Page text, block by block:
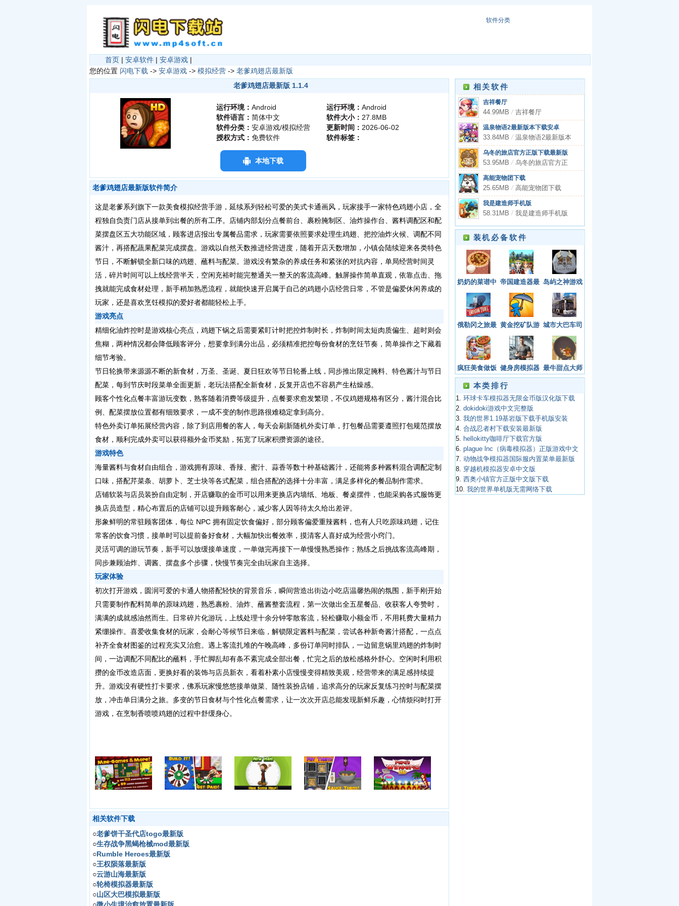
软件分类
首页 | 安卓软件 | 安卓游戏 |
您的位置 闪电下载 -> 安卓游戏 -> 模拟经营 -> 老爹鸡翅店最新版
老爹鸡翅店最新版 1.1.4
运行环境： Android
软件语言： 简体中文
软件分类： 安卓游戏/模拟经营
授权方式： 免费软件
本地下载
运行环境： Android
软件大小： 27.8MB
更新时间： 2026-06-02
软件标签：
老爹鸡翅店最新版软件简介
这是老爹系列旗下一款美食模拟经营手游，延续系列轻松可爱的美式卡通画风，玩家接手一家特色鸡翅小店，全
程独自负责门店从接单到出餐的所有工序。店铺内部划分点餐前台、裹粉腌制区、油炸操作台、酱料调配区和配
菜摆盘区五大功能区域，顾客进店报出专属餐品需求，玩家需要依照要求处理生鸡翅、把控油炸火候、调配不同
酱汁，再搭配蔬果配菜完成摆盘。游戏以自然天数推进经营进度，随着开店天数增加，小镇会陆续迎来各类特色
节日，不断解锁全新口味的鸡翅、蘸料与配菜。游戏没有繁杂的养成任务和紧张的对抗内容，单局经营时间灵
活，碎片时间可以上线经营半天，空闲充裕时能完整通关一整天的客流高峰。触屏操作简单直观，依靠点击、拖
拽就能完成食材处理，新手稍加熟悉流程，就能快速开启属于自己的鸡翅小店经营日常，不管是偏爱休闲养成的
玩家，还是喜欢烹饪模拟的爱好者都能轻松上手。
游戏亮点
精细化油炸控时是游戏核心亮点，鸡翅下锅之后需要紧盯计时把控炸制时长，炸制时间太短肉质偏生、超时则会
焦糊，两种情况都会降低顾客评分，想要拿到满分出品，必须精准把控每份食材的烹饪节奏，简单操作之下藏着
细节考验。
节日轮换带来源源不断的新食材，万圣、圣诞、夏日狂欢等节日轮番上线，同步推出限定腌料、特色酱汁与节日
配菜，每到节庆时段菜单全面更新，老玩法搭配全新食材，反复开店也不容易产生枯燥感。
顾客个性化点餐丰富游玩变数，熟客随着消费等级提升，点餐要求愈发繁琐，不仅鸡翅规格有区分，酱汁混合比
例、配菜摆放位置都有细致要求，一成不变的制作思路很难稳定拿到高分。
特色外卖订单拓展经营内容，除了到店用餐的客人，每天会刷新随机外卖订单，打包餐品需要遵照打包规范摆放
食材，顺利完成外卖可以获得额外金币奖励，拓宽了玩家积攒资源的途径。
游戏特色
海量酱料与食材自由组合，游戏拥有原味、香辣、蜜汁、蒜香等数十种基础酱汁，还能将多种酱料混合调配定制
口味，搭配芹菜条、胡萝卜、芝士块等各式配菜，组合搭配的选择十分丰富，满足多样化的餐品制作需求。
店铺软装与店员装扮自由定制，开店赚取的金币可以用来更换店内墙纸、地板、餐桌摆件，也能采购各式服饰更
换店员造型，精心布置后的店铺可以提升顾客耐心，减少客人因等待太久给出差评。
形象鲜明的常驻顾客团体，每位 NPC 拥有固定饮食偏好，部分顾客偏爱重辣酱料，也有人只吃原味鸡翅，记住
常客的饮食习惯，接单时可以提前备好食材，大幅加快出餐效率，摸清客人喜好成为经营小窍门。
灵活可调的游玩节奏，新手可以放缓接单速度，一单做完再接下一单慢慢熟悉操作；熟练之后挑战客流高峰期，
同步兼顾油炸、调酱、摆盘多个步骤，快慢节奏完全由玩家自主选择。
玩家体验
初次打开游戏，圆润可爱的卡通人物搭配轻快的背景音乐，瞬间营造出街边小吃店温馨热闹的氛围，新手刚开始
只需要制作配料简单的原味鸡翅，熟悉裹粉、油炸、蘸酱整套流程，第一次做出全五星餐品、收获客人夸赞时，
满满的成就感油然而生。日常碎片化游玩，上线处理十余分钟零散客流，轻松赚取小额金币，不用耗费大量精力
紧绷操作。喜爱收集食材的玩家，会耐心等候节日来临，解锁限定酱料与配菜，尝试各种新奇酱汁搭配，一点点
补齐全食材图鉴的过程充实又治愈。遇上客流扎堆的午晚高峰，多份订单同时排队，一边留意锅里鸡翅的炸制时
间，一边调配不同配比的蘸料，手忙脚乱却有条不紊完成全部出餐，忙完之后的放松感格外舒心。空闲时利用积
攒的金币改造店面，更换好看的装饰与店员新衣，看着朴素小店慢慢变得精致美观，经营带来的满足感持续提
升。游戏没有硬性打卡要求，佛系玩家慢悠悠接单做菜、随性装扮店铺，追求高分的玩家反复练习控时与配菜摆
放，冲击单日满分之旅。多变的节日食材与个性化点餐需求，让一次次开店总能发现新鲜乐趣，心情烦闷时打开
游戏，在烹制香喷喷鸡翅的过程中舒缓身心。
相关软件下载
○老爹饼干圣代店togo最新版
○生存战争黑蝎枪械mod最新版
○Rumble Heroes最新版
○王权陨落最新版
○云游山海最新版
○轮椅模拟器最新版
○山区大巴模拟最新版
相关软件
吉祥餐厅
44.99MB /吉祥餐厅
温泉物语2最新版本下载安卓
33.84MB /温泉物语2最新版本
下载安卓
乌冬的旅店官方正版下载最新版
53.95MB /乌冬的旅店官方正
版下载最新版
高能宠物团下载
25.65MB /高能宠物团下载
我是建造师手机版
58.31MB /我是建造师手机版
装机必备软件
奶奶的菜谱中
文版免广告版
下载
帝国建造器最
新版下载安装
岛屿之神游戏
安卓官方版
俄勒冈之旅最
新版
黄金挖矿队游
戏
城市大巴车司
机游戏2023年
疯狂美食做饭
游戏
健身房模拟器
最新版
最牛甜点大师
最新版
本类排行
1. 环球卡车模拟器无限金币版汉化版下载
2. dokidoki游戏中文完整版
3. 我的世界1.19基岩版下载手机版安装
4. 合战忍者村下载安装最新版
5.
hellokitty咖啡厅下载官方版
6. plague lnc（病毒模拟器）正版游戏中文
7. 动物战争模拟器国际服内置菜单最新版
8.
穿越机模拟器安卓中文版
9. 西奥小镇官方正版中文版下载
10. 我的世界单机版无需网络下载